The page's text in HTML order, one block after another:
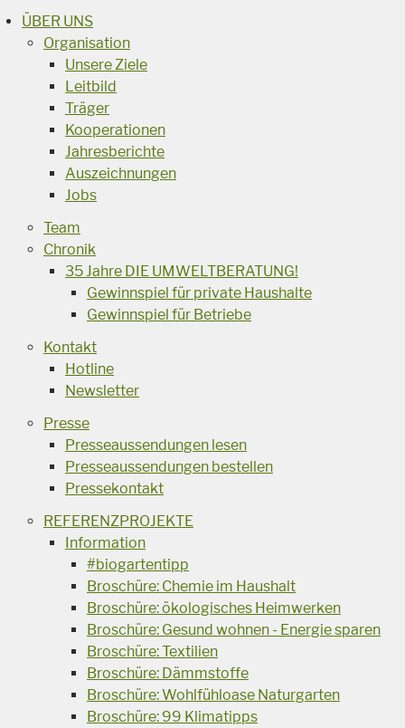
ÜBER UNS
Organisation
Unsere Ziele
Leitbild
Träger
Kooperationen
Jahresberichte
Auszeichnungen
Jobs
Team
Chronik
35 Jahre DIE UMWELTBERATUNG!
Gewinnspiel für private Haushalte
Gewinnspiel für Betriebe
Kontakt
Hotline
Newsletter
Presse
Presseaussendungen lesen
Presseaussendungen bestellen
Pressekontakt
REFERENZPROJEKTE
Information
#biogartentipp
Broschüre: Chemie im Haushalt
Broschüre: ökologisches Heimwerken
Broschüre: Gesund wohnen - Energie sparen
Broschüre: Textilien
Broschüre: Dämmstoffe
Broschüre: Wohlfühloase Naturgarten
Broschüre: 99 Klimatipps